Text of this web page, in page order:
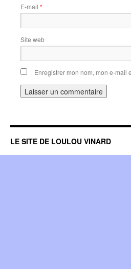
E-mail *
Site web
Enregistrer mon nom, mon e-mail
LE SITE DE LOULOU VINARD